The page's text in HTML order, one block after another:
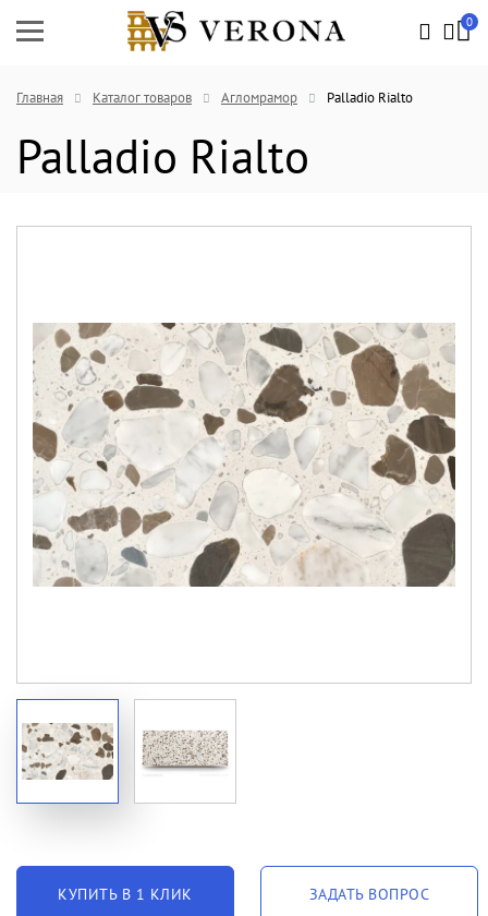
0
Главная Каталог товаров Агломрамор Palladio Rialto
Palladio Rialto
КУПИТЬ В 1 КЛИК ЗАДАТЬ ВОПРОС